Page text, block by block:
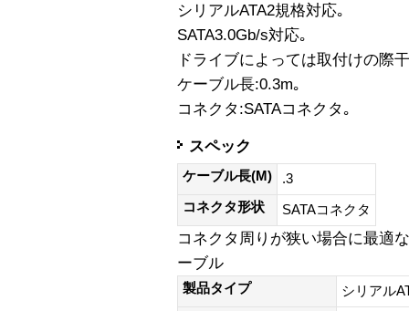
シリアルATA2規格対応｡
SATA3.0Gb/s対応｡
ドライブによっては取付けの際
ケーブル長:0.3m｡
コネクタ:SATAコネクタ｡
スペック
ケーブル長(M)
.3
コネクタ形状
SATAコネクタ
コネクタ周りが狭い場合に最適
ーブル
製品タイプ
シリアル